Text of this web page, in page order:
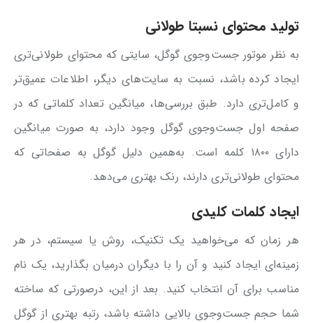
تولید محتوای نسبتا طولانی
به نظر موتور جست‌وجوی گوگل، سایتی که محتوای طولانی‌تری
ایجاد کرده باشد، نسبت به سایت‌های دیگر، اطلاعات عمیق‌تر
و کامل‌تری دارد. طبق بررسی‌ها، میانگین تعداد کلماتی که در
صفحه اول جست‌وجوی گوگل وجود دارد، به صورت میانگین
دارای ۱۸۰۰ کلمه است. به‌همین دلیل گوگل به صفحاتی که
محتوای طولانی‌تری دارند، رنک بهتری می‌دهد.
ایجاد کلمات کلیدی
هر زمان که می‌خواهید یک تکنیک، روش یا سیستم، در هر
زمینه‌ای ایجاد کنید و آن را با دیگران درمیان بگذارید، یک نام
مناسب برای آن انتخاب کنید. بعد از این، درصورتی که ساخته
شما حجم جست‌وجوی بالایی داشته باشد، رتبه بهتری از گوگل